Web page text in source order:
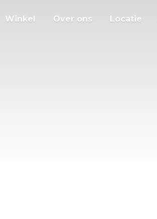
Winkel Over ons Locatie